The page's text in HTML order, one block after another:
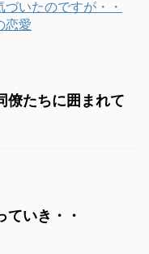
いたのですが・・
恋愛
僚たちに囲まれて
ていき・・